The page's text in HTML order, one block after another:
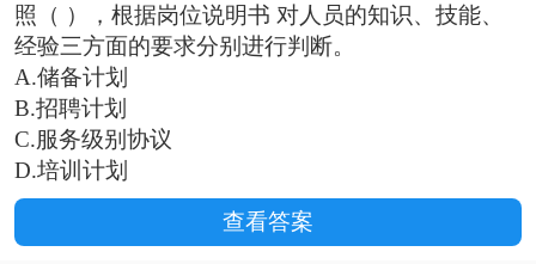
照（ ），根据岗位说明书 对人员的知识、技能、
经验三方面的要求分别进行判断。
A.储备计划
B.招聘计划
C.服务级别协议
D.培训计划
查看答案